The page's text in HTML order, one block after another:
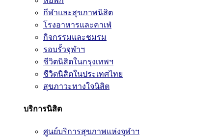
กีฬาและสุขภาพนิสิต
โรงอาหารและคาเฟ่
กิจกรรมและชมรม
รอบรั้วจุฬาฯ
ชีวิตนิสิตในกรุงเทพฯ
ชีวิตนิสิตในประเทศไทย
สุขภาวะทางใจนิสิต
บริการนิสิต
ศูนย์บริการสุขภาพแห่งจุฬาฯ